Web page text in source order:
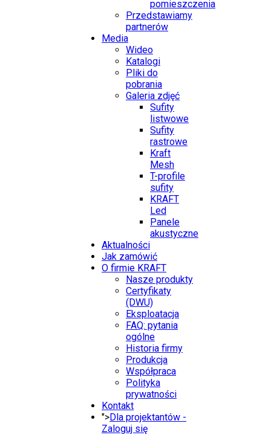
pomieszczenia
Przedstawiamy
partnerów
Media
Wideo
Katalogi
Pliki do
pobrania
Galeria zdjęć
Sufity
listwowe
Sufity
rastrowe
Kraft
Mesh
T-profile
sufity
KRAFT
Led
Panele
akustyczne
Aktualności
Jak zamówić
O firmie KRAFT
Nasze produkty
Certyfikaty
(DWU)
Eksploatacja
FAQ: pytania
ogólne
Historia firmy
Produkcja
Współpraca
Polityka
prywatności
Kontakt
">Dla projektantów -
Zaloguj się